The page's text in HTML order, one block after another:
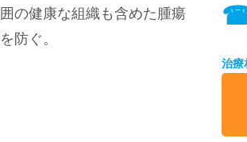
の健康な組織も含めた腫瘍
防ぐ。
☎︎
治療